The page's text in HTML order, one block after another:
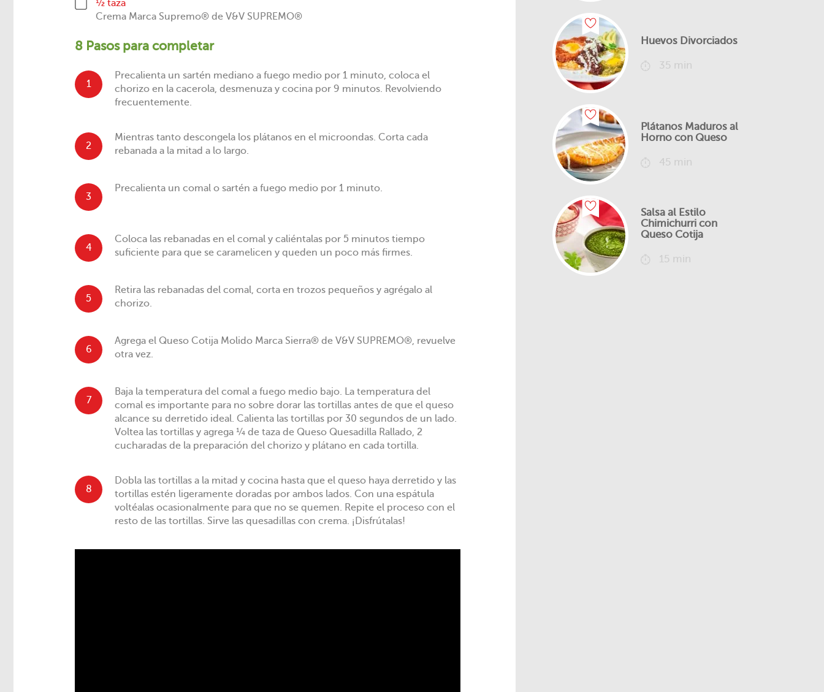
½ taza
Crema Marca Supremo® de V&V SUPREMO®
8 Pasos para completar
1
Precalienta un sartén mediano a fuego medio por 1 minuto, coloca el
chorizo en la cacerola, desmenuza y cocina por 9 minutos. Revolviendo
frecuentemente.
2
Mientras tanto descongela los plátanos en el microondas. Corta cada
rebanada a la mitad a lo largo.
3
Precalienta un comal o sartén a fuego medio por 1 minuto.
4
Coloca las rebanadas en el comal y caliéntalas por 5 minutos tiempo
suficiente para que se caramelicen y queden un poco más firmes.
5
Retira las rebanadas del comal, corta en trozos pequeños y agrégalo al
chorizo.
6
Agrega el Queso Cotija Molido Marca Sierra® de V&V SUPREMO®, revuelve
otra vez.
7
Baja la temperatura del comal a fuego medio bajo. La temperatura del
comal es importante para no sobre dorar las tortillas antes de que el queso
alcance su derretido ideal. Calienta las tortillas por 30 segundos de un lado.
Voltea las tortillas y agrega ¼ de taza de Queso Quesadilla Rallado, 2
cucharadas de la preparación del chorizo y plátano en cada tortilla.
8
Dobla las tortillas a la mitad y cocina hasta que el queso haya derretido y las
tortillas estén ligeramente doradas por ambos lados. Con una espátula
voltéalas ocasionalmente para que no se quemen. Repite el proceso con el
resto de las tortillas. Sirve las quesadillas con crema. ¡Disfrútalas!
Huevos Divorciados
35 min
Plátanos Maduros al
Horno con Queso
45 min
Salsa al Estilo
Chimichurri con
Queso Cotija
15 min